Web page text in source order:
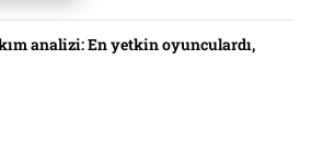
analizi: En yetkin oyunculardı,